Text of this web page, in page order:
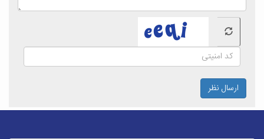
ارسال نظر